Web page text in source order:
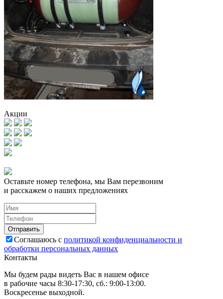
Акции
Оставьте номер телефона, мы Вам перезвоним
и расскажем о наших предложениях
Соглашаюсь с политикой конфиденциальности и
обработки персональных данных
Контакты
Мы будем рады видеть Вас в нашем офисе
в рабочие часы 8:30-17:30, сб.: 9:00-13:00.
Воскресенье выходной.